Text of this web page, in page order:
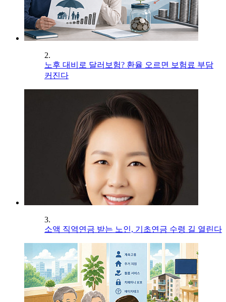
2.
노후 대비로 달러보험? 환율 오르면 보험료 부담
커진다
3.
소액 직역연금 받는 노인, 기초연금 수령 길 열린다